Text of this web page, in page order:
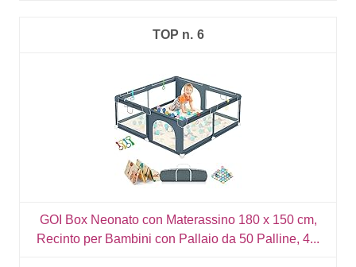
6
GOI Box Neonato con Materassino 180 x 150 cm,
Recinto per Bambini con Pallaio da 50 Palline, 4...